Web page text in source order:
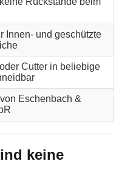
Innen- und geschützte
Cutter in beliebige
Eschenbach &
keine